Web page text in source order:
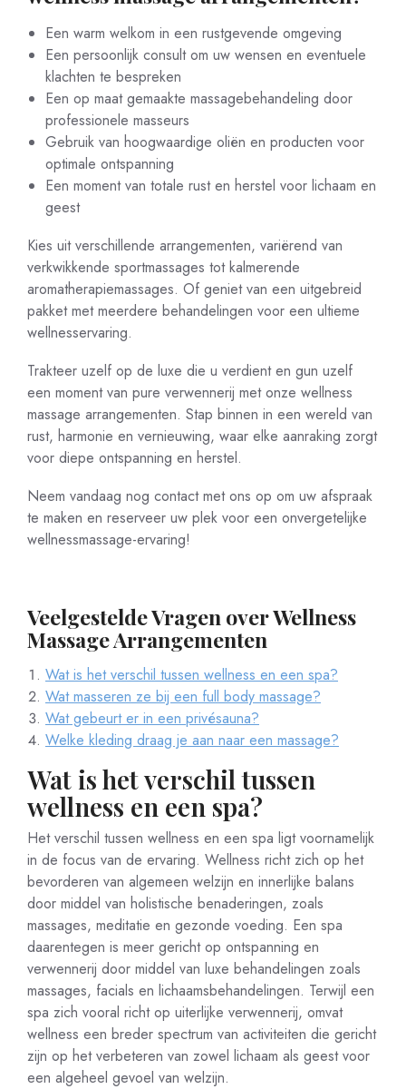
Een warm welkom in een rustgevende omgeving
Een persoonlijk consult om uw wensen en eventuele
klachten te bespreken
Een op maat gemaakte massagebehandeling door
professionele masseurs
Gebruik van hoogwaardige oliën en producten voor
optimale ontspanning
Een moment van totale rust en herstel voor lichaam en
geest
Kies uit verschillende arrangementen, variërend van
verkwikkende sportmassages tot kalmerende
aromatherapiemassages. Of geniet van een uitgebreid
pakket met meerdere behandelingen voor een ultieme
wellnesservaring.
Trakteer uzelf op de luxe die u verdient en gun uzelf
een moment van pure verwennerij met onze wellness
massage arrangementen. Stap binnen in een wereld van
rust, harmonie en vernieuwing, waar elke aanraking zorgt
voor diepe ontspanning en herstel.
Neem vandaag nog contact met ons op om uw afspraak
te maken en reserveer uw plek voor een onvergetelijke
wellnessmassage-ervaring!
Veelgestelde Vragen over Wellness
Massage Arrangementen
Wat is het verschil tussen wellness en een spa?
Wat masseren ze bij een full body massage?
Wat gebeurt er in een privésauna?
Welke kleding draag je aan naar een massage?
Wat is het verschil tussen
wellness en een spa?
Het verschil tussen wellness en een spa ligt voornamelijk
in de focus van de ervaring. Wellness richt zich op het
bevorderen van algemeen welzijn en innerlijke balans
door middel van holistische benaderingen, zoals
massages, meditatie en gezonde voeding. Een spa
daarentegen is meer gericht op ontspanning en
verwennerij door middel van luxe behandelingen zoals
massages, facials en lichaamsbehandelingen. Terwijl een
spa zich vooral richt op uiterlijke verwennerij, omvat
wellness een breder spectrum van activiteiten die gericht
zijn op het verbeteren van zowel lichaam als geest voor
een algeheel gevoel van welzijn.